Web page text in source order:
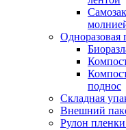
Одноразовая
поднос
Складная
Внешний
Рулон